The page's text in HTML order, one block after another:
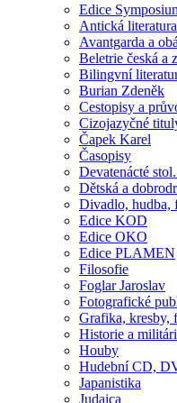
Edice
Antická
Avantgarda a
Beletrie česká a
Bilingvní
Burian Zdeněk
Cestopisy a
Cizojazyčné
Čapek Karel
Časopisy
Devatenácté
Dětská a
Divadlo, hudba,
Edice KOD
Edice OKO
Edice PLAMEN
Filosofie
Foglar Jaroslav
Fotografické
Grafika, kresby,
Historie a
Houby
Hudební CD,
Japanistika
Judaica